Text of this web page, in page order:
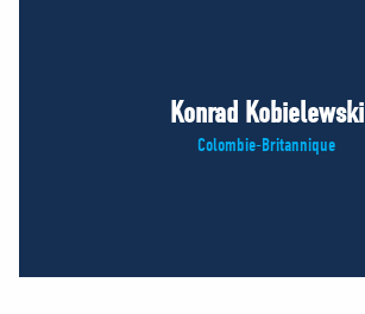
Konrad Kobielewski
Colombie-Britannique